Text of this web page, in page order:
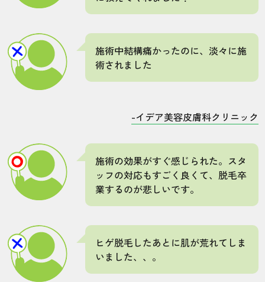
施術中結構痛かったのに、淡々に施
術されました
-イデア美容皮膚科クリニック
施術の効果がすぐ感じられた。スタ
ッフの対応もすごく良くて、脱毛卒
業するのが悲しいです。
ヒゲ脱毛したあとに肌が荒れてしま
いました、、。